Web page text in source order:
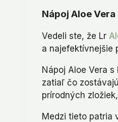
Nápoj Aloe
Vedeli ste, že Lr
a najefektívnejšie
Nápoj Aloe Vera
zatiaľ čo
prírodných
Medzi tieto patria